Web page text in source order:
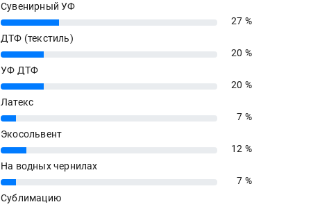
Сувенирный УФ
27%
27 %
ДТФ (текстиль)
20%
20 %
УФ ДТФ
20%
20 %
Латекс
7%
7 %
Экосольвент
12%
12 %
На водных чернилах
7%
7 %
Сублимацию